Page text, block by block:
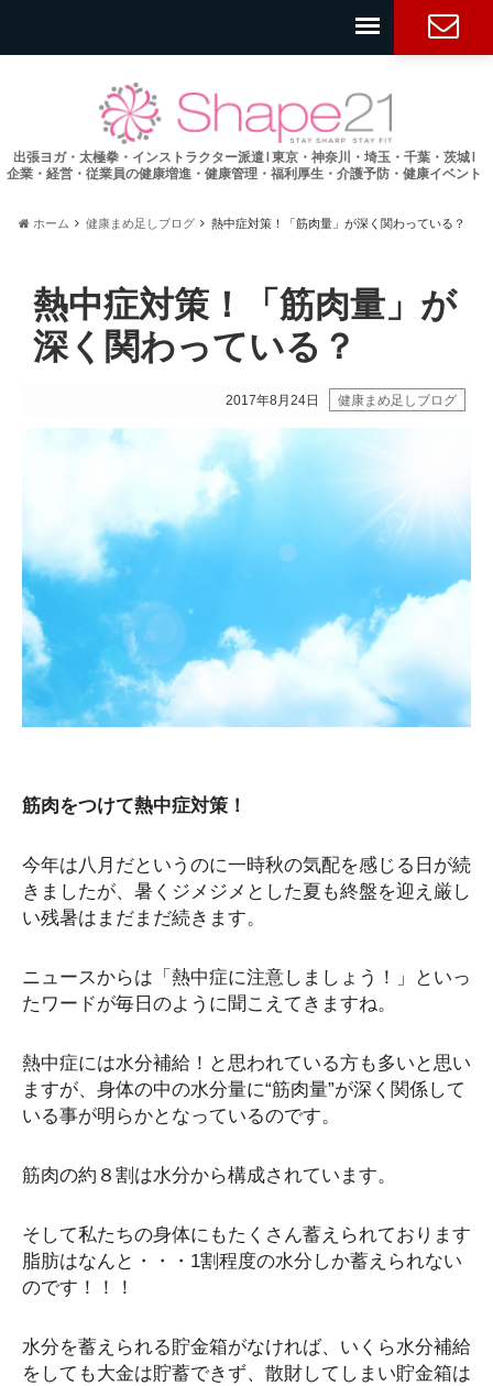
出張ヨガ・太極拳・インストラクター派遣 l 東京・神奈川・埼玉・千葉・茨城 l
企業・経営・従業員の健康増進・健康管理・福利厚生・介護予防・健康イベント
ホーム 健康まめ足しブログ 熱中症対策！「筋肉量」が深く関わっている？
熱中症対策！「筋肉量」が
深く関わっている？
2017年8月24日 健康まめ足しブログ
筋肉をつけて熱中症対策！
今年は八月だというのに一時秋の気配を感じる日が続
きましたが、暑くジメジメとした夏も終盤を迎え厳し
い残暑はまだまだ続きます。
ニュースからは「熱中症に注意しましょう！」といっ
たワードが毎日のように聞こえてきますね。
熱中症には水分補給！と思われている方も多いと思い
ますが、身体の中の水分量に“筋肉量”が深く関係して
いる事が明らかとなっているのです。
筋肉の約８割は水分から構成されています。
そして私たちの身体にもたくさん蓄えられております
脂肪はなんと・・・1割程度の水分しか蓄えられない
のです！！！
水分を蓄えられる貯金箱がなければ、いくら水分補給
をしても大金は貯蓄できず、散財してしまい貯金箱は